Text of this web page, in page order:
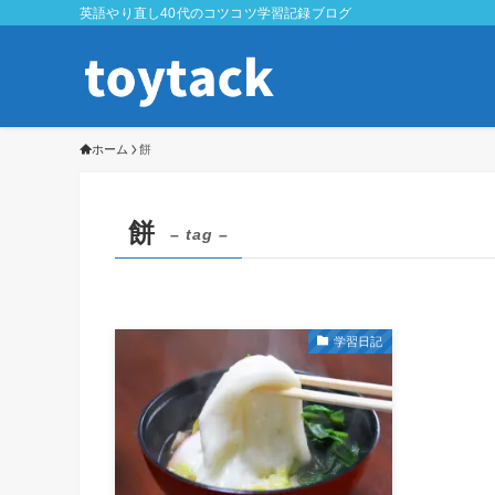
英語やり直し40代のコツコツ学習記録ブログ
ホーム 餅
餅 – tag –
学習日記